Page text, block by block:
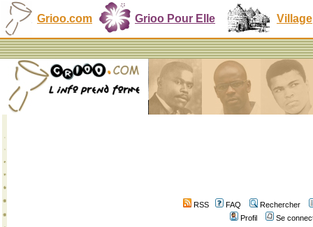
Grioo.com Grioo Pour Elle Village
RSS FAQ
Rechercher
Profil
Se